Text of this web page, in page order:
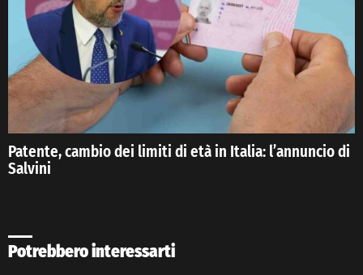
Patente, cambio dei limiti di età in Italia: l’annuncio di
Salvini
Potrebbero interessarti